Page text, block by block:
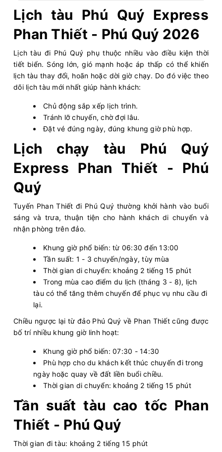
Lịch tàu Phú Quý Express
Phan Thiết - Phú Quý 2026
Lịch tàu đi Phú Quý phụ thuộc nhiều vào điều kiện thời
tiết biển. Sóng lớn, gió mạnh hoặc áp thấp có thể khiến
lịch tàu thay đổi, hoãn hoặc dời giờ chạy. Do đó việc theo
dõi lịch tàu mới nhất giúp hành khách:
Chủ động sắp xếp lịch trình.
Tránh lỡ chuyến, chờ đợi lâu.
Đặt vé đúng ngày, đúng khung giờ phù hợp.
Lịch chạy tàu Phú Quý
Express Phan Thiết - Phú
Quý
Tuyến Phan Thiết đi Phú Quý thường khởi hành vào buổi
sáng và trưa, thuận tiện cho hành khách di chuyển và
nhận phòng trên đảo.
Khung giờ phổ biến: từ 06:30 đến 13:00
Tần suất: 1 - 3 chuyến/ngày, tùy mùa
Thời gian di chuyển: khoảng 2 tiếng 15 phút
Trong mùa cao điểm du lịch (tháng 3 - 8), lịch
tàu có thể tăng thêm chuyến để phục vụ nhu cầu đi
lại.
Chiều ngược lại từ đảo Phú Quý về Phan Thiết cũng được
bố trí nhiều khung giờ linh hoạt:
Khung giờ phổ biến: 07:30 - 14:30
Phù hợp cho du khách kết thúc chuyến đi trong
ngày hoặc quay về đất liền buổi chiều.
Thời gian di chuyển: khoảng 2 tiếng 15 phút
Tần suất tàu cao tốc Phan
Thiết - Phú Quý
Thời gian đi tàu: khoảng 2 tiếng 15 phút